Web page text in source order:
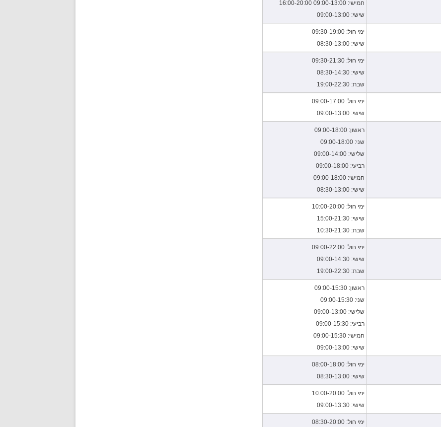
חנויות נעלים סניפים
חמישי: 09:00-13:00 16:00-20:00
שישי: 09:00-13:00
ימי חול: 09:30-19:00
שישי: 08:30-13:00
ימי חול: 09:30-21:30
שישי: 08:30-14:30
שבת: 19:00-22:30
ימי חול: 09:00-17:00
שישי: 09:00-13:00
ראשון: 09:00-18:00
שני: 09:00-18:00
שלישי: 09:00-14:00
רביעי: 09:00-18:00
חמישי: 09:00-18:00
שישי: 08:30-13:00
ימי חול: 10:00-20:00
שישי: 15:00-21:30
שבת: 10:30-21:30
ימי חול: 09:00-22:00
שישי: 09:00-14:30
שבת: 19:00-22:30
ראשון: 09:00-15:30
שני: 09:00-15:30
שלישי: 09:00-13:00
רביעי: 09:00-15:30
חמישי: 09:00-15:30
שישי: 09:00-13:00
ימי חול: 08:00-18:00
שישי: 08:30-13:00
ימי חול: 10:00-20:00
שישי: 09:00-13:30
ימי חול: 08:30-20:00